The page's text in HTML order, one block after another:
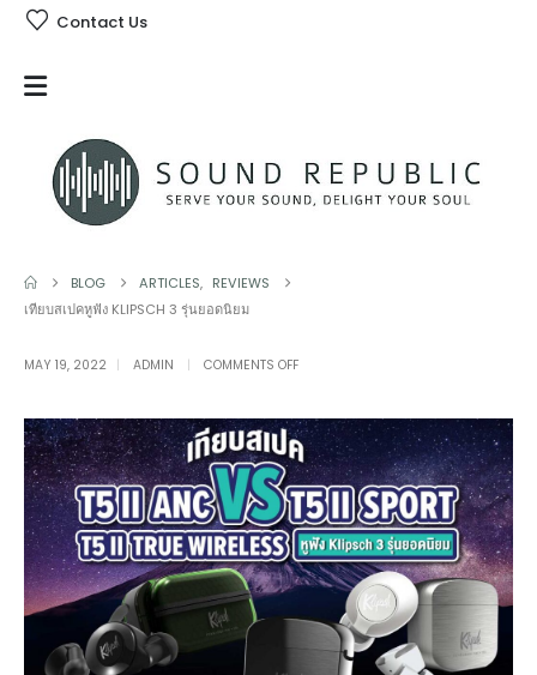
Contact Us
BLOG ARTICLES, REVIEWS
เทียบสเปคหูฟัง KLIPSCH 3 รุ่นยอดนิยม
MAY 19, 2022 ADMIN COMMENTS OFFON
สเป
คหู
ฟัง
KLIPSCH
3
รุ่น
ยอด